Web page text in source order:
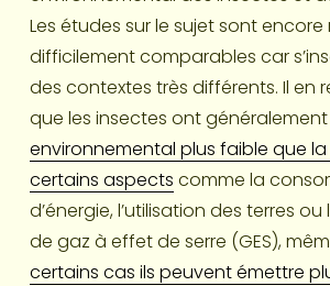
Les études sur le sujet sont
difficilement comparables car
des contextes très différents. Il en
que les insectes ont généralement
environnemental plus faible que
certains aspects comme la
d’énergie, l’utilisation des terres ou
de gaz à effet de serre (GES),
certains cas ils peuvent émettre